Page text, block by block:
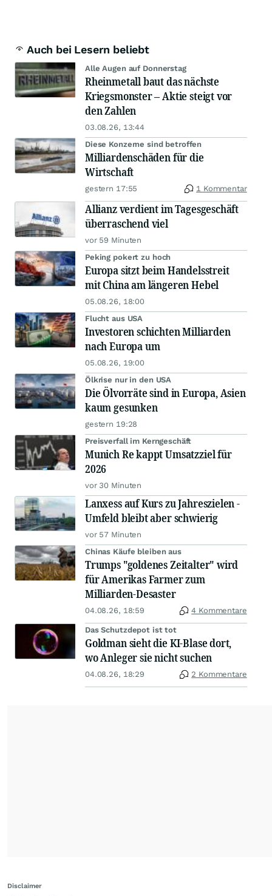
Auch bei Lesern beliebt
Alle Augen auf Donnerstag
Rheinmetall baut das nächste
Kriegsmonster – Aktie steigt vor
den Zahlen
03.08.26, 13:44
Diese Konzerne sind betroffen
Milliardenschäden für die
Wirtschaft
gestern 17:55 1 Kommentar
Allianz verdient im Tagesgeschäft
überraschend viel
vor 59 Minuten
Peking pokert zu hoch
Europa sitzt beim Handelsstreit
mit China am längeren Hebel
05.08.26, 18:00
Flucht aus USA
Investoren schichten Milliarden
nach Europa um
05.08.26, 19:00
Ölkrise nur in den USA
Die Ölvorräte sind in Europa, Asien
kaum gesunken
gestern 19:28
Preisverfall im Kerngeschäft
Munich Re kappt Umsatzziel für
2026
vor 30 Minuten
Lanxess auf Kurs zu Jahreszielen -
Umfeld bleibt aber schwierig
vor 57 Minuten
Chinas Käufe bleiben aus
Trumps "goldenes Zeitalter" wird
für Amerikas Farmer zum
Milliarden-Desaster
04.08.26, 18:59 4 Kommentare
Das Schutzdepot ist tot
Goldman sieht die KI-Blase dort,
wo Anleger sie nicht suchen
04.08.26, 18:29 2 Kommentare
Disclaimer